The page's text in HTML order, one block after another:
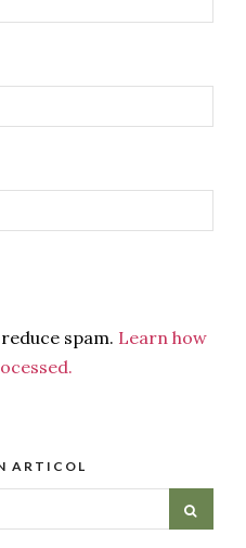
spam. Learn how
ARTICOL